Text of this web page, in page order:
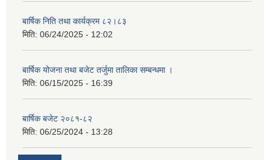
बार्षिक निति तथा कार्यक्रम ८२।८३
मिति: 06/24/2025 - 12:02
बार्षिक योजना तथा बजेट तर्जुमा तालिका सम्बन्धमा ।
मिति: 06/15/2025 - 16:39
बार्षिक बजेट २०८१-८२
मिति: 06/25/2024 - 13:28